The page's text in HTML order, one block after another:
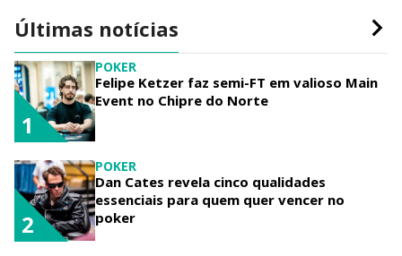
Últimas notícias
POKER
Felipe Ketzer faz semi-FT em valioso Main
Event no Chipre do Norte
1
POKER
Dan Cates revela cinco qualidades
essenciais para quem quer vencer no
poker
2